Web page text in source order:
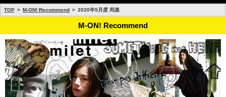
TOP M-ON! Recommend 2020年5月度 邦楽
M-ON! Recommend